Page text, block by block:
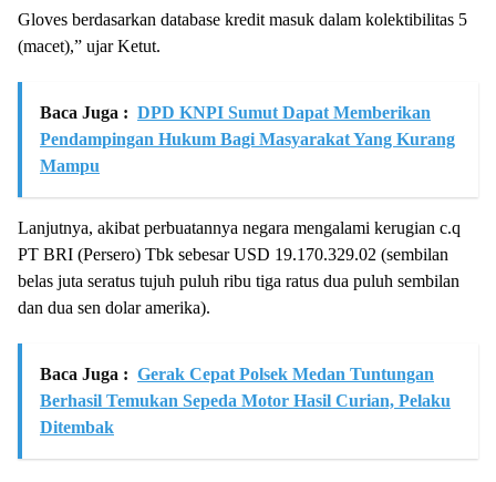
Gloves berdasarkan database kredit masuk dalam kolektibilitas 5
(macet),” ujar Ketut.
Baca Juga : ‎DPD KNPI Sumut Dapat Memberikan
Pendampingan Hukum Bagi Masyarakat Yang Kurang
Mampu
Lanjutnya, akibat perbuatannya negara mengalami kerugian c.q
PT BRI (Persero) Tbk sebesar USD 19.170.329.02 (sembilan
belas juta seratus tujuh puluh ribu tiga ratus dua puluh sembilan
dan dua sen dolar amerika).
Baca Juga : Gerak Cepat Polsek Medan Tuntungan
Berhasil Temukan Sepeda Motor Hasil Curian, Pelaku
Ditembak